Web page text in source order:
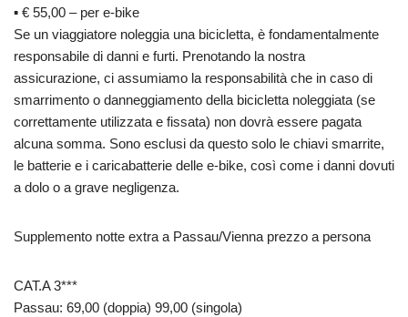
▪ € 55,00 – per e-bike
Se un viaggiatore noleggia una bicicletta, è fondamentalmente
responsabile di danni e furti. Prenotando la nostra
assicurazione, ci assumiamo la responsabilità che in caso di
smarrimento o danneggiamento della bicicletta noleggiata (se
correttamente utilizzata e fissata) non dovrà essere pagata
alcuna somma. Sono esclusi da questo solo le chiavi smarrite,
le batterie e i caricabatterie delle e-bike, così come i danni dovuti
a dolo o a grave negligenza.
Supplemento notte extra a Passau/Vienna prezzo a persona
CAT.A 3***
Passau: 69,00 (doppia) 99,00 (singola)